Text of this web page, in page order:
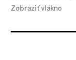
Zobraziť vlákno